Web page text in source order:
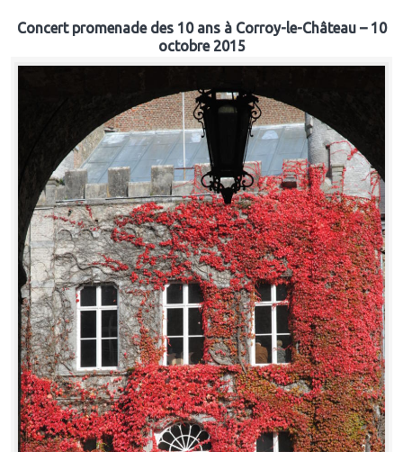
Concert promenade des 10 ans à Corroy-le-Château – 10
octobre 2015